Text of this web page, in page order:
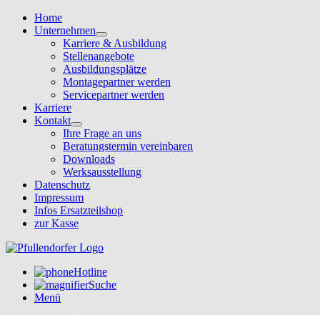
Home
Unternehmen
Karriere & Ausbildung
Stellenangebote
Ausbildungsplätze
Montagepartner werden
Servicepartner werden
Karriere
Kontakt
Ihre Frage an uns
Beratungstermin vereinbaren
Downloads
Werksausstellung
Datenschutz
Impressum
Infos Ersatzteilshop
zur Kasse
Hotline
Suche
Menü